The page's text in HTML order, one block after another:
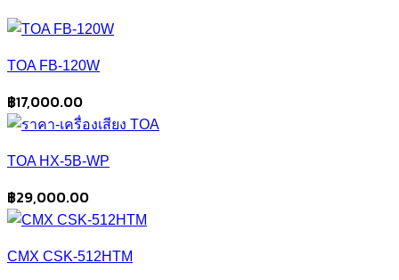
TOA FB-120W
฿17,000.00
TOA HX-5B-WP
฿29,000.00
CMX CSK-512HTM